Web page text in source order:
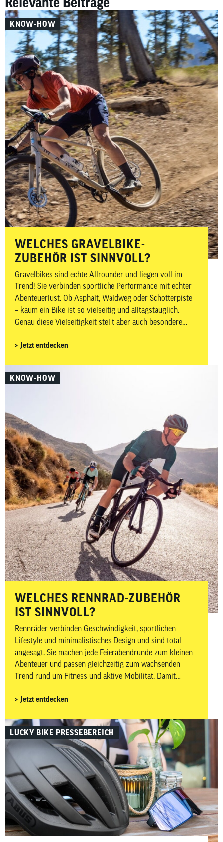
KNOW-HOW
WELCHES GRAVELBIKE-
ZUBEHÖR IST SINNVOLL?
Gravelbikes sind echte Allrounder und liegen voll im
Trend! Sie verbinden sportliche Performance mit echter
Abenteuerlust. Ob Asphalt, Waldweg oder Schotterpiste
– kaum ein Bike ist so vielseitig und alltagstauglich.
Genau diese Vielseitigkeit stellt aber auch besondere
Untergründen, bei längeren Distanzen und abseits
welches Gravelbike-Zubehör wirklich sinnvoll ist –
Jetzt entdecken
KNOW-HOW
WELCHES RENNRAD-ZUBEHÖR
IST SINNVOLL?
Rennräder verbinden Geschwindigkeit, sportlichen
Lifestyle und minimalistisches Design und sind total
angesagt. Sie machen jede Feierabendrunde zum kleinen
Abenteuer und passen gleichzeitig zum wachsenden
Trend rund um Fitness und aktive Mobilität. Damit
komfortabel sind, kommt es neben dem passenden Bike
zeigen wir dir, welches Rennrad-Zubehör wirklich
sinnvoll ist – aufgeteilt in Must-haves und Nice-to-haves
für Fahrer, Bike sowie Wartung und Pflege.
Jetzt entdecken
LUCKY BIKE PRESSEBEREICH